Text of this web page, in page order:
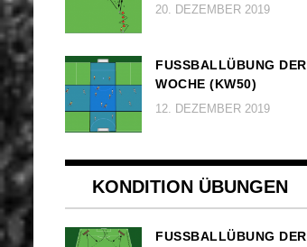
20. DEZEMBER 2019
FUSSBALLÜBUNG DER W
OCHE (KW50)
12. DEZEMBER 2019
KONDITION ÜBUNGEN
FUSSBALLÜBUNG DER W